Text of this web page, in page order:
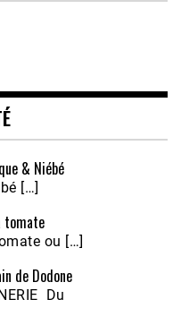
Kapia
& Niébé
[…]
tomate
ou […]
de Dodone
Du